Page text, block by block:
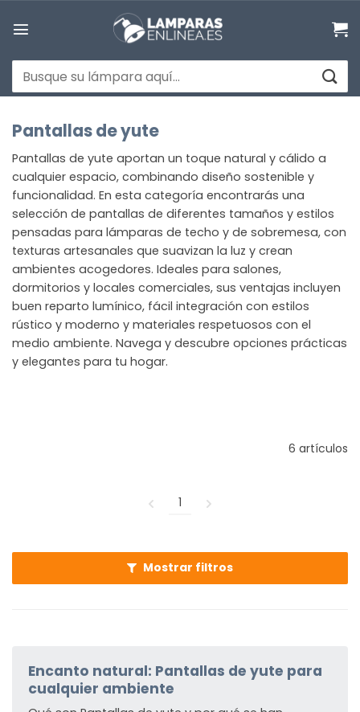
Buscar
por:
Pantallas de yute
Pantallas de yute aportan un toque natural y cálido a
cualquier espacio, combinando diseño sostenible y
funcionalidad. En esta categoría encontrarás una
selección de pantallas de diferentes tamaños y estilos
pensadas para lámparas de techo y de sobremesa, con
texturas artesanales que suavizan la luz y crean
ambientes acogedores. Ideales para salones,
dormitorios y locales comerciales, sus ventajas incluyen
buen reparto lumínico, fácil integración con estilos
rústico y moderno y materiales respetuosos con el
medio ambiente. Navega y descubre opciones prácticas
y elegantes para tu hogar.
6 artículos
1
Mostrar filtros
Encanto natural: Pantallas de yute para
cualquier ambiente